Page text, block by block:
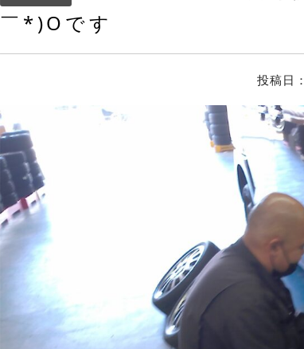
￣*)Oです
投稿日：